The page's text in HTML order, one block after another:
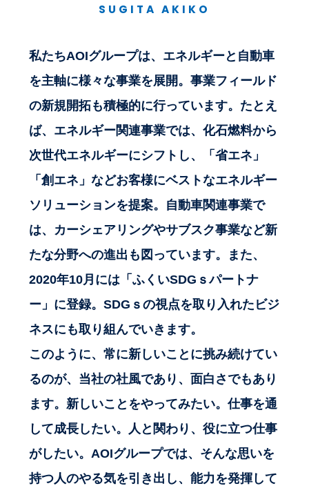
私たちAOIグループは、エネルギーと自動車
を主軸に様々な事業を展開。事業フィールド
の新規開拓も積極的に行っています。たとえ
ば、エネルギー関連事業では、化石燃料から
次世代エネルギーにシフトし、「省エネ」
「創エネ」などお客様にベストなエネルギー
ソリューションを提案。自動車関連事業で
は、カーシェアリングやサブスク事業など新
たな分野への進出も図っています。また、
2020年10月には「ふくいSDGｓパートナ
ー」に登録。SDGｓの視点を取り入れたビジ
ネスにも取り組んでいきます。
このように、常に新しいことに挑み続けてい
るのが、当社の社風であり、面白さでもあり
ます。新しいことをやってみたい。仕事を通
して成長したい。人と関わり、役に立つ仕事
がしたい。AOIグループでは、そんな思いを
持つ人のやる気を引き出し、能力を発揮して
SUGITA AKIKO